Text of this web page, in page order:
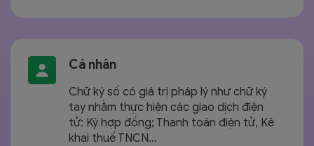
Cá nhân
Chữ ký số có giá trị pháp lý như chữ ký
tay nhằm thực hiện các giao dịch điện
tử: Ký hợp đồng; Thanh toán điện tử, Kê
khai thuế TNCN…